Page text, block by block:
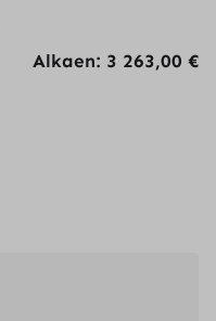
Alkaen: 3 263,00 €